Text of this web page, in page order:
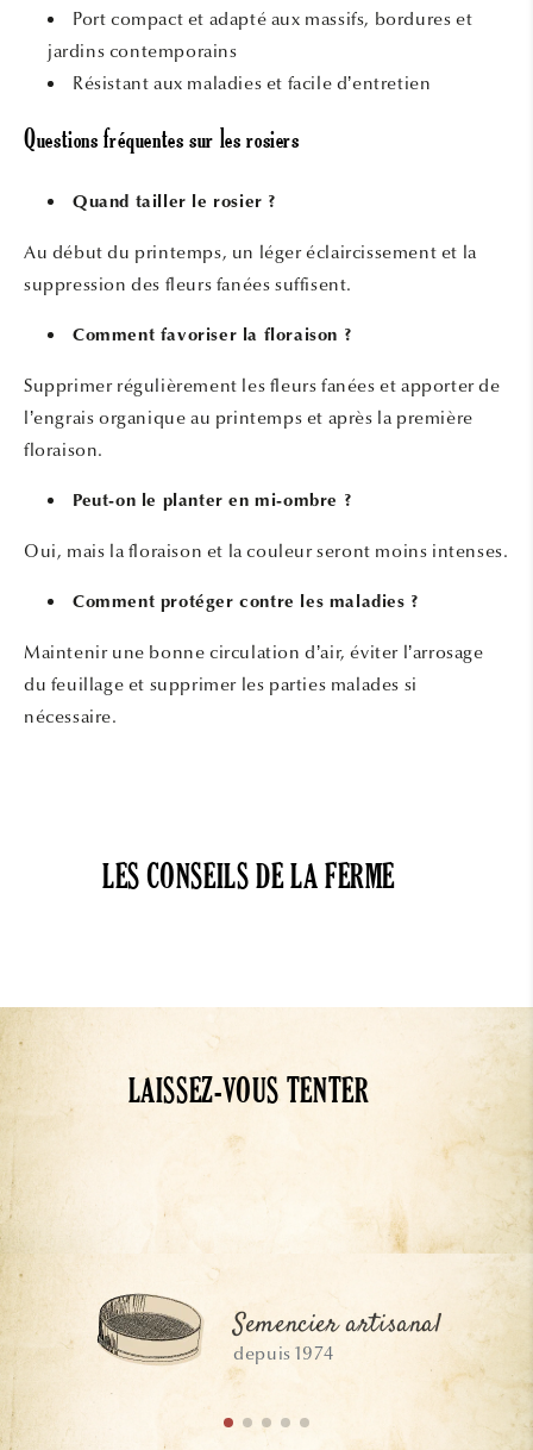
Port compact et adapté aux massifs, bordures et
jardins contemporains
Résistant aux maladies et facile d’entretien
Questions fréquentes sur les rosiers
Quand tailler le rosier ?
Au début du printemps, un léger éclaircissement et la
suppression des fleurs fanées suffisent.
Comment favoriser la floraison ?
Supprimer régulièrement les fleurs fanées et apporter de
l’engrais organique au printemps et après la première
floraison.
Peut-on le planter en mi-ombre ?
Oui, mais la floraison et la couleur seront moins intenses.
Comment protéger contre les maladies ?
Maintenir une bonne circulation d’air, éviter l’arrosage
du feuillage et supprimer les parties malades si
nécessaire.
LES CONSEILS DE LA FERME
Planter ses rosiers en motte
LAISSEZ-VOUS TENTER
Semencier artisanal
depuis 1974